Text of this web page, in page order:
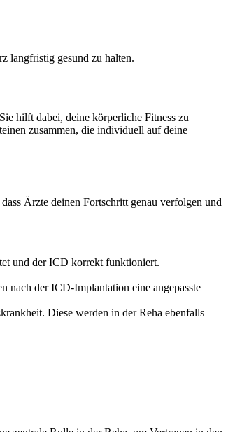
langfristig gesund zu halten.
hilft dabei, deine körperliche Fitness zu
zusammen, die individuell auf deine
Ärzte deinen Fortschritt genau verfolgen und
und der ICD korrekt funktioniert.
nach der ICD-Implantation eine angepasste
Diese werden in der Reha ebenfalls